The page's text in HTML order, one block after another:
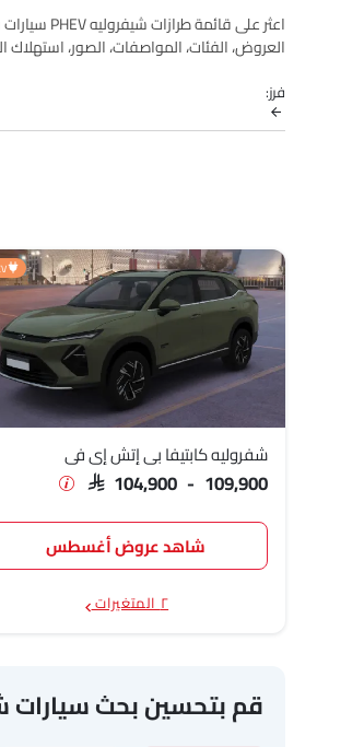
العروض، الفئات، المواصفات، الصور، استهلاك
فرز:
شفروليه كابتيفا بي إتش إي في
SAR 104,900 - 109,900
شاهد عروض أغسطس
٢ المتغيرات
قم بتحسين بحث سيارات